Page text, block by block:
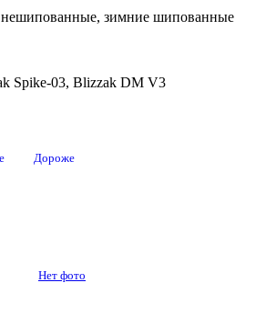
нешипованные, зимние шипованные
Spike-03, Blizzak DM V3
Дороже
Нет фото